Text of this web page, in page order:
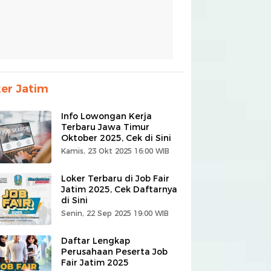
Jatim
Info Lowongan Kerja
Terbaru Jawa Timur
Oktober 2025, Cek di Sini
Kamis, 23 Okt 2025 16:00 WIB
Loker Terbaru di Job Fair
Jatim 2025, Cek Daftarnya
di Sini
Senin, 22 Sep 2025 19:00 WIB
Daftar Lengkap
Perusahaan Peserta Job
Fair Jatim 2025